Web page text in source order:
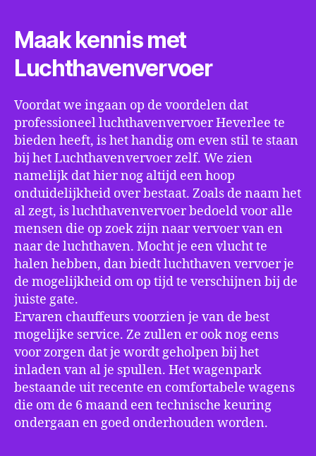
Maak kennis met
Luchthavenvervoer
Voordat we ingaan op de voordelen dat
professioneel luchthavenvervoer Heverlee te
bieden heeft, is het handig om even stil te staan
bij het Luchthavenvervoer zelf. We zien
namelijk dat hier nog altijd een hoop
onduidelijkheid over bestaat. Zoals de naam het
al zegt, is luchthavenvervoer bedoeld voor alle
mensen die op zoek zijn naar vervoer van en
naar de luchthaven. Mocht je een vlucht te
halen hebben, dan biedt luchthaven vervoer je
de mogelijkheid om op tijd te verschijnen bij de
juiste gate.
Ervaren chauffeurs voorzien je van de best
mogelijke service. Ze zullen er ook nog eens
voor zorgen dat je wordt geholpen bij het
inladen van al je spullen. Het wagenpark
bestaande uit recente en comfortabele wagens
die om de 6 maand een technische keuring
ondergaan en goed onderhouden worden.